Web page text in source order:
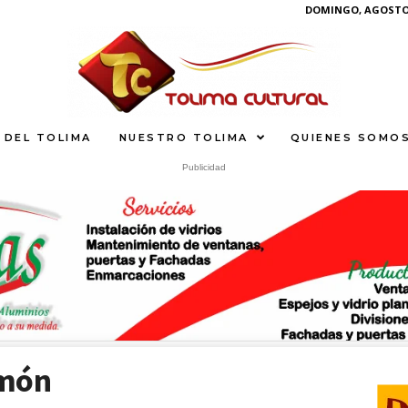
DOMINGO,
DEL TOLIMA NUESTRO TOLIMA QUIENES
Publicidad
S